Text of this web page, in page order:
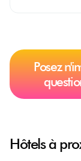
Posez
Hôtels à